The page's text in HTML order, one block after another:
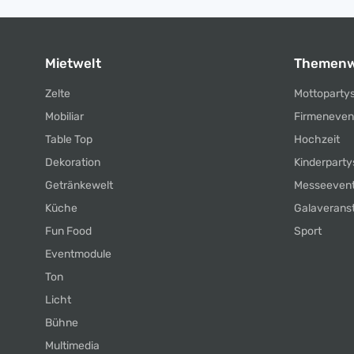
Mietwelt
Zelte
Mobiliar
Table Top
Dekoration
Getränkewelt
Küche
Fun Food
Eventmodule
Ton
Licht
Bühne
Multimedia
Hochzeit
Sport